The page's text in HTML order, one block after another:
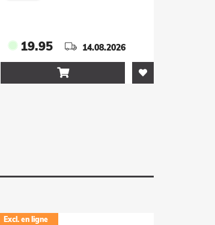
19.95 14.08.2026

Excl. en ligne